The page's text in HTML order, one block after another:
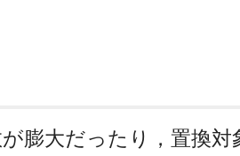
膨大だったり，置換